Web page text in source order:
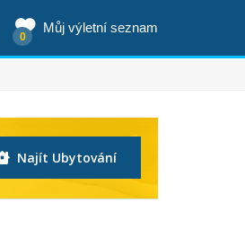
Můj výletní seznam
0
Najít Ubytování